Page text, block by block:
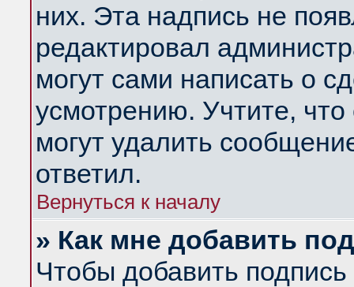
них. Эта надпись не
редактировал
могут сами написать о
усмотрению. Учтите,
могут удалить
ответил.
Вернуться к началу
» Как мне добавить
Чтобы добавить